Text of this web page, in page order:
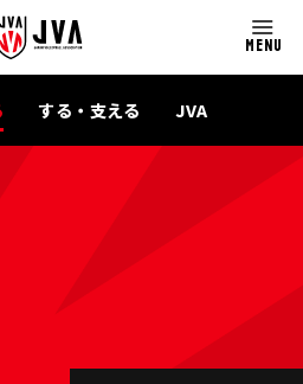
MENU
する・支える JVA